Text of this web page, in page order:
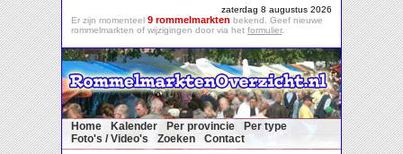
zaterdag 8 augustus 2026
Er zijn momenteel 9 rommelmarkten bekend. Geef nieuwe
rommelmarkten of wijzigingen door via het formulier.
Home Kalender Per provincie
Per type
Foto's / Video's
Zoeken Contact